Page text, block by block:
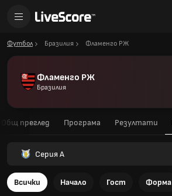
Футбол Бразилия Фламенго РЖ
Фламенго РЖ
Бразилия
Общ преглед Програма Резултати
Серия А
Всички Начало Гост Форма